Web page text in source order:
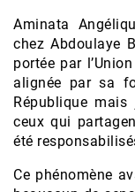
Aminata
chez Abdoulaye
portée par
alignée par sa
République mais
ceux qui
été
Ce phénomène